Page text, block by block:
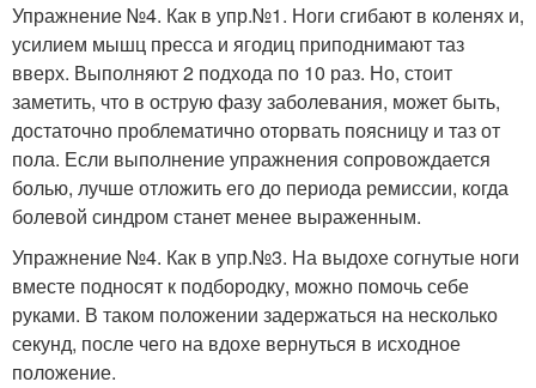
Упражнение №4. Как в упр.№1. Ноги сгибают в коленях и,
усилием мышц пресса и ягодиц приподнимают таз
вверх. Выполняют 2 подхода по 10 раз. Но, стоит
заметить, что в острую фазу заболевания, может быть,
достаточно проблематично оторвать поясницу и таз от
пола. Если выполнение упражнения сопровождается
болью, лучше отложить его до периода ремиссии, когда
болевой синдром станет менее выраженным.
Упражнение №4. Как в упр.№3. На выдохе согнутые ноги
вместе подносят к подбородку, можно помочь себе
руками. В таком положении задержаться на несколько
секунд, после чего на вдохе вернуться в исходное
положение.